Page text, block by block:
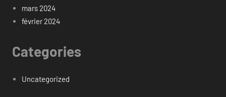
mars 2024
février 2024
Categories
Uncategorized